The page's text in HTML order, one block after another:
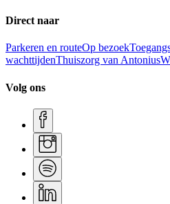
Direct naar
Parkeren en routeOp bezoek
wachttijdenThuiszorg van Antonius
Volg ons